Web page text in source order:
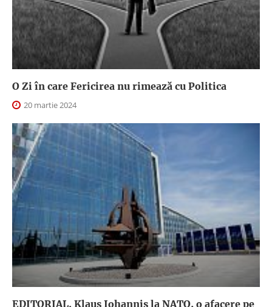
O Zi în care Fericirea nu rimează cu Politica
20 martie 2024
EDITORIAL. Klaus Iohannis la NATO, o afacere pe